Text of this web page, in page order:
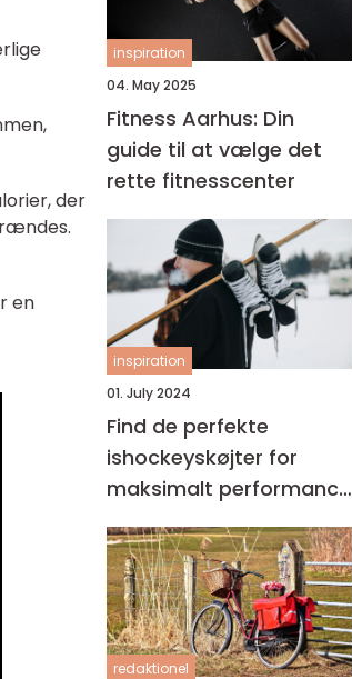
der
en
inspiration
04. May 2025
Fitness Aarhus: Din
guide til at vælge det
rette fitnesscenter
inspiration
01. July 2024
Find de perfekte
ishockeyskøjter for
maksimalt performance
på isen
redaktionel